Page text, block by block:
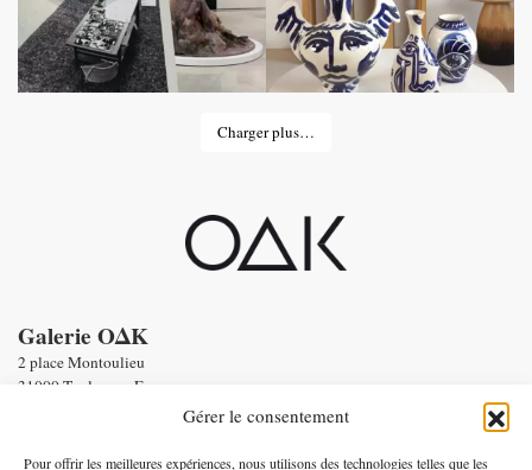
Gérer le consentement
Pour offrir les meilleures expériences, nous utilisons des technologies telles que les
Charger plus…
Galerie OΔK
2 place Montoulieu
31000 Toulouse - France
+33 6 58 56 86 19
-Conditions générales de vente